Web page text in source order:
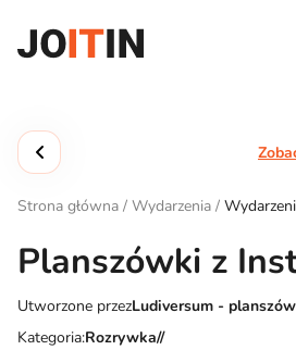
treści
Kontakt
Strona główna / Wydarzenia /
Planszówki z
Utworzone przezLudiversum -
Kategoria:Rozrywka//